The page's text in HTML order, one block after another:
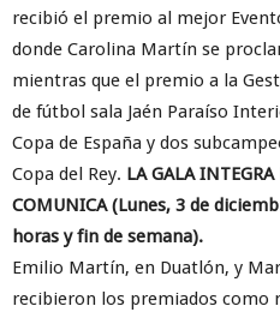
recibió el premio al mejor
donde Carolina Martín se
mientras que el premio a la
de fútbol sala Jaén Paraíso
Copa de España y dos
Copa del Rey. LA GALA
COMUNICA (Lunes, 3 de
horas y fin de semana).
Emilio Martín, en Duatlón, y
recibieron los premiados como